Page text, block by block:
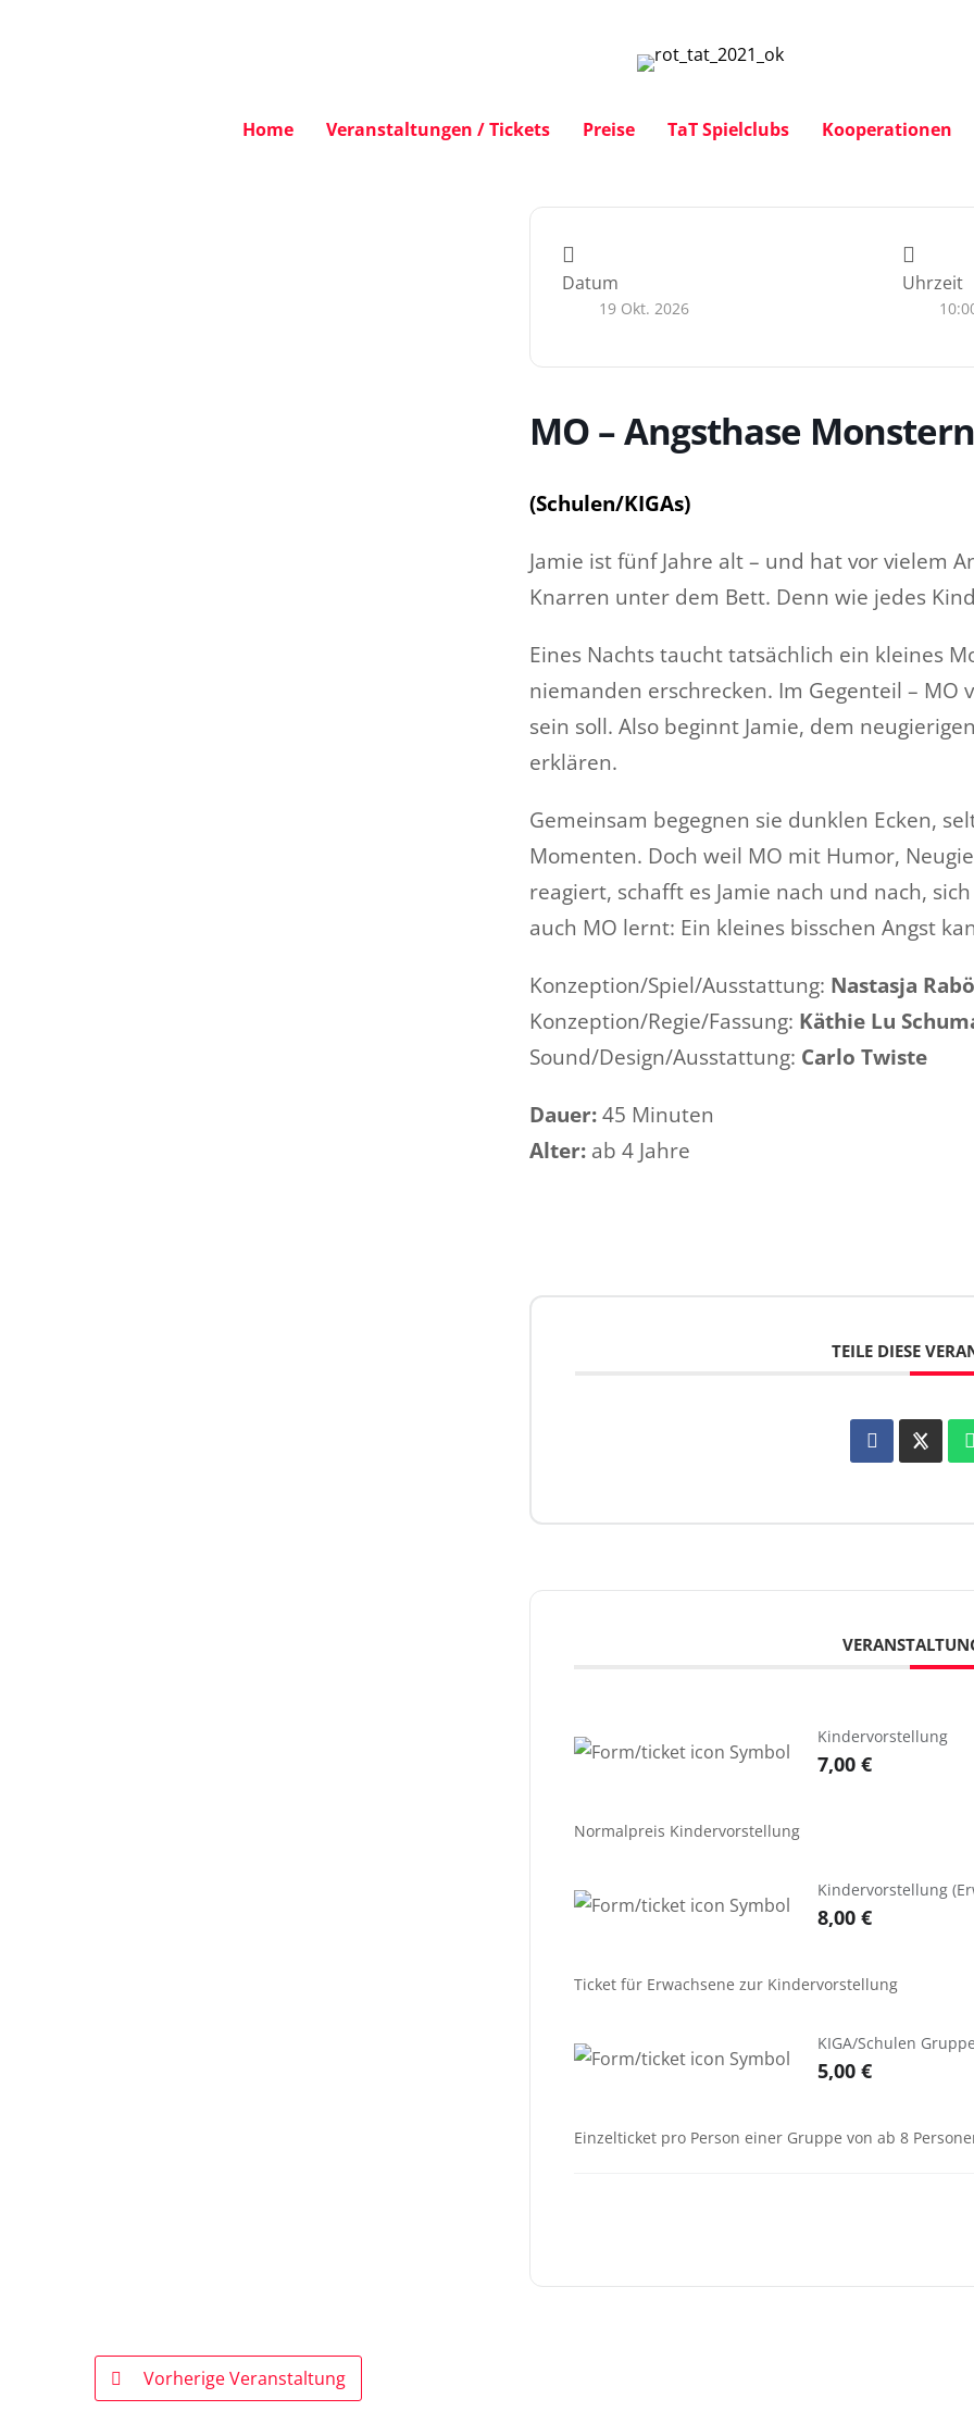
Home Veranstaltungen / Tickets Preise TaT Spielclubs Kooperationen
Datum
19 Okt. 2026
Uhrzeit
MO – Angsthase
(Schulen/KIGAs)
Jamie ist fünf Jahre alt – und hat vor vielem
Knarren unter dem Bett. Denn wie jedes
Eines Nachts taucht tatsächlich ein kleines
niemanden erschrecken. Im Gegenteil – MO
sein soll. Also beginnt Jamie, dem
erklären.
Gemeinsam begegnen sie dunklen Ecken,
Momenten. Doch weil MO mit Humor,
reagiert, schafft es Jamie nach und nach,
auch MO lernt: Ein kleines bisschen Angst
Konzeption/Spiel/Ausstattung: Nastasja
Konzeption/Regie/Fassung: Käthie Lu
Sound/Design/Ausstattung: Carlo Twiste
Dauer: 45 Minuten
Alter: ab 4 Jahre
TEILE DIESE
Kindervorstellung
7,00 €
Normalpreis Kindervorstellung
Kindervorstellung
8,00 €
Ticket für Erwachsene zur Kindervorstellung
KIGA/Schulen
5,00 €
Einzelticket pro Person einer Gruppe von ab 8
Vorherige Veranstaltung